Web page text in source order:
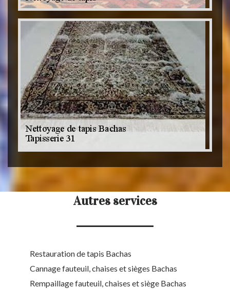
Autres services
Restauration de tapis Bachas
Cannage fauteuil, chaises et sièges Bachas
Rempaillage fauteuil, chaises et siège Bachas